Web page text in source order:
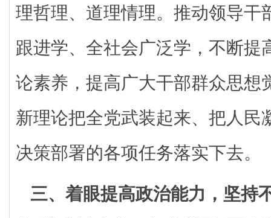
理哲理、道理情理。推动领导干
跟进学、全社会广泛学，不断提
论素养，提高广大干部群众思想
新理论把全党武装起来、把人民
决策部署的各项任务落实下去。
三、着眼提高政治能力，坚持